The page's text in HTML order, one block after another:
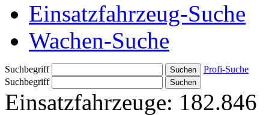
Einsatzfahrzeug-Suche
Wachen-Suche
Suchbegriff
Profi-Suche
Suchbegriff
Einsatzfahrzeuge: 182.846